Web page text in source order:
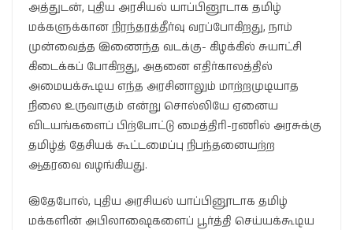
அத்துடன், புதிய அரசியல் யாப்பினூடாக தமிழ்
மக்களுக்கான நிரந்தரத்தீர்வு வரப்போகிறது, நாம்
முன்வைத்த இணைந்த வடக்கு- கிழக்கில் சுயாட்சி
கிடைக்கப் போகிறது, அதனை எதிர்காலத்தில்
அமையக்கூடிய எந்த அரசினாலும் மாற்றமுடியாத
நிலை உருவாகும் என்று சொல்லியே ஏனைய
விடயங்களைப் பிற்போட்டு மைத்திரி-ரணில் அரசுக்கு
தமிழ்த் தேசியக் கூட்டமைப்பு நிபந்தனையற்ற
ஆதரவை வழங்கியது.
இதேபோல், புதிய அரசியல் யாப்பினூடாக தமிழ்
மக்களின் அபிலாஷைகளைப் பூர்த்தி செய்யக்கூடிய